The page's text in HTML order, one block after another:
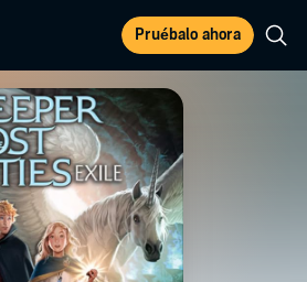
Pruébalo ahora